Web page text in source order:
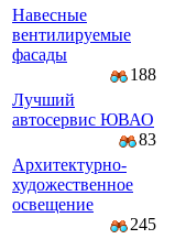
Навесные
вентилируемые
фасады
188
Лучший
автосервис ЮВАО
83
Архитектурно-
художественное
освещение
245